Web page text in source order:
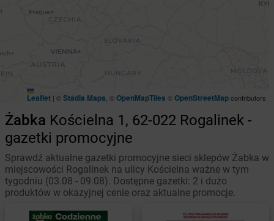
Leaflet | ©Stadia Maps , ©OpenMapTiles ©OpenStreetMapcontributors
Żabka Kościelna 1, 62-022 Rogalinek -
gazetki promocyjne
Sprawdź aktualne gazetki promocyjne sieci sklepów Żabka w
miejscowości Rogalinek na ulicy Kościelna ważne w tym
tygodniu (03.08 - 09.08). Dostępne gazetki: 2 i dużo
produktów w okazyjnej cenie oraz aktualne promocje.